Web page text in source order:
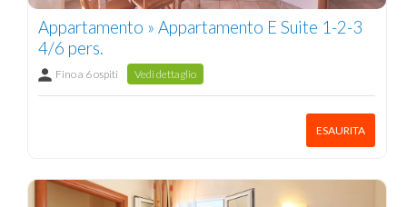
Appartamento » Appartamento E Suite 1-2-3
4/6 pers.
Fino a 6 ospiti Vedi dettaglio
ESAURITA